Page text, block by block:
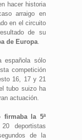
hacer historia
arraigo en
en el circuito
de su
de Europa.
española sólo
competición
16, 17 y 21
tubo suizo ha
actuación.
firmaba la 5ª
deportistas
de la